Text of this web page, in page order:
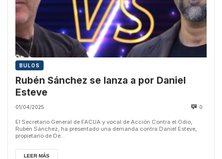
BULOS
Rubén Sánchez se lanza a por Daniel
Esteve
01/04/2025 0
El Secretario General de FACUA y vocal de Acción Contra el Odio,
Rubén Sánchez, ha presentado una demanda contra Daniel Esteve,
propietario de De...
LEER MÁS